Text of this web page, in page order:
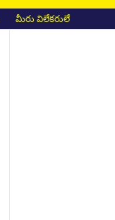
మీరు విలేకరులే